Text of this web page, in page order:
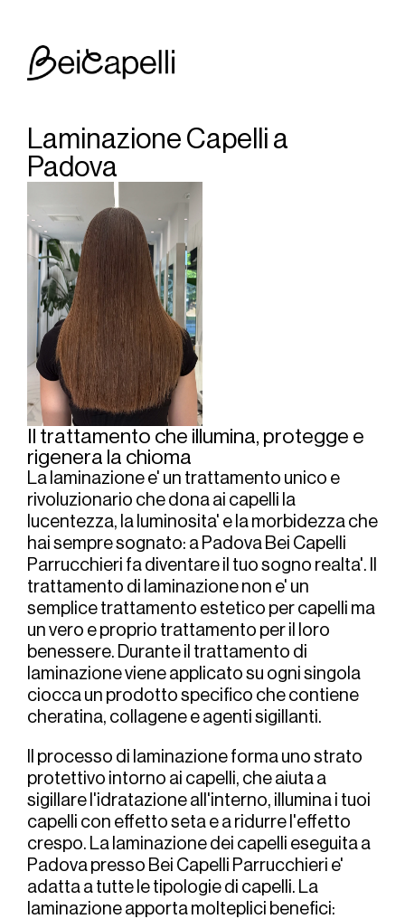
Laminazione Capelli a
Padova
Il trattamento che illumina, protegge e
rigenera la chioma
La laminazione e' un trattamento unico e
rivoluzionario che dona ai capelli la
lucentezza, la luminosita' e la morbidezza che
hai sempre sognato: a Padova Bei Capelli
Parrucchieri fa diventare il tuo sogno realta'. Il
trattamento di laminazione non e' un
semplice trattamento estetico per capelli ma
un vero e proprio trattamento per il loro
benessere. Durante il trattamento di
laminazione viene applicato su ogni singola
ciocca un prodotto specifico che contiene
cheratina, collagene e agenti sigillanti.
Il processo di laminazione forma uno strato
protettivo intorno ai capelli, che aiuta a
sigillare l'idratazione all'interno, illumina i tuoi
capelli con effetto seta e a ridurre l'effetto
crespo. La laminazione dei capelli eseguita a
Padova presso Bei Capelli Parrucchieri e'
adatta a tutte le tipologie di capelli. La
laminazione apporta molteplici benefici: